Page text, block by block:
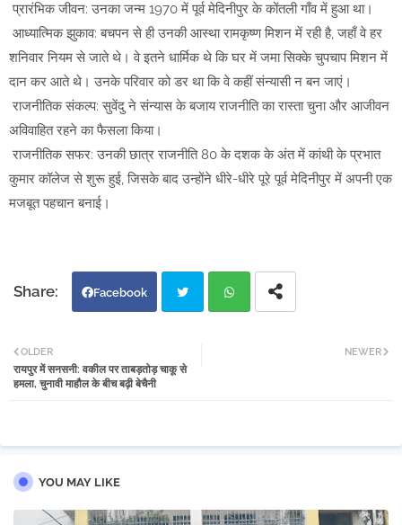
प्रारंभिक जीवन: उनका जन्म 1970 में पूर्व मेदिनीपुर के कोंतली गाँव में हुआ था।
आध्यात्मिक झुकाव: बचपन से ही उनकी आस्था रामकृष्ण मिशन में रही है, जहाँ वे हर
शनिवार नियम से जाते थे। वे इतने धार्मिक थे कि घर में जमा सिक्के चुपचाप मिशन में
दान कर आते थे। उनके परिवार को डर था कि वे कहीं संन्यासी न बन जाएं।
राजनीतिक संकल्प: सुवेंदु ने संन्यास के बजाय राजनीति का रास्ता चुना और आजीवन
अविवाहित रहने का फैसला किया।
राजनीतिक सफर: उनकी छात्र राजनीति 80 के दशक के अंत में कांथी के प्रभात
कुमार कॉलेज से शुरू हुई, जिसके बाद उन्होंने धीरे-धीरे पूरे पूर्व मेदिनीपुर में अपनी एक
मजबूत पहचान बनाई।
Facebook
tter
NEWER
OLDER
रायपुर में सनसनी: वकील पर ताबड़तोड़ चाकू से
हमला, चुनावी माहौल के बीच बढ़ी बेचैनी
YOU MAY LIKE